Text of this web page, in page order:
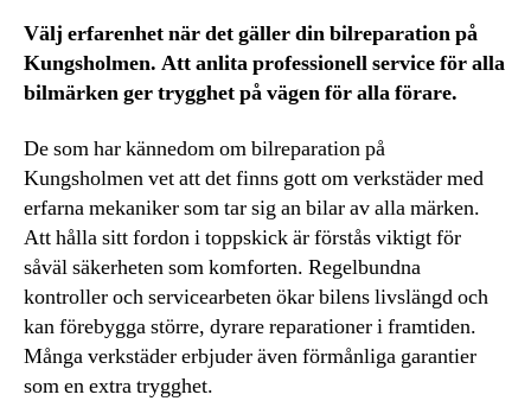
Välj erfarenhet när det gäller din bilreparation på
Kungsholmen. Att anlita professionell service för alla
bilmärken ger trygghet på vägen för alla förare.
De som har kännedom om bilreparation på
Kungsholmen vet att det finns gott om verkstäder med
erfarna mekaniker som tar sig an bilar av alla märken.
Att hålla sitt fordon i toppskick är förstås viktigt för
såväl säkerheten som komforten. Regelbundna
kontroller och servicearbeten ökar bilens livslängd och
kan förebygga större, dyrare reparationer i framtiden.
Många verkstäder erbjuder även förmånliga garantier
som en extra trygghet.